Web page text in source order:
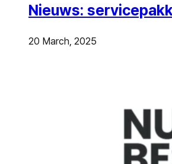
Nieuws:
20 March, 2025